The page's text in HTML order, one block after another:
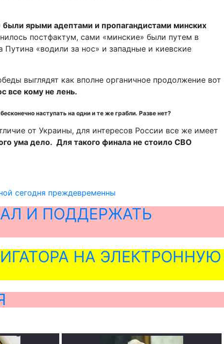
ярыми адептами и пропагандистами минских
постфактум, сами «минские» были путем в
«водили за нос» и западные и киевские
выглядят как вполне органичное продолжение вот
все кому не лень.
наступать на одни и те же грабли. Разве нет?
от Украины, для интересов России все же имеет
ума дело. Для такого финала не стоило СВО
сегодня преждевременны
И ПОДДЕРЖАТЬ
НА ЭЛЕКТРОННУЮ